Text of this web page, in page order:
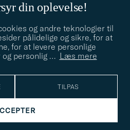
din oplevelse!
og andre teknologier til
pålidelige og sikre, for at
for at levere personlige
personlig … Læs mere
TILPAS
stil? Lad os hjælpe dig, vi hjælper